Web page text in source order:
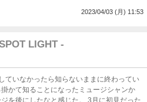
2023/04/03 (月) 11:53
LIGHT -
ていなかったら知らないままに終わってい
かて知ることになったミュージシャンか